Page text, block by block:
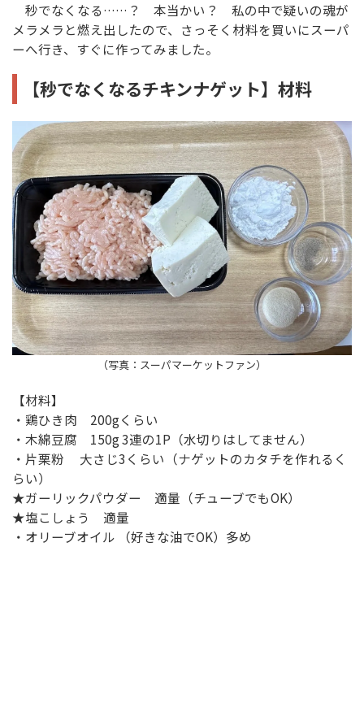
秒でなくなる……？ 本当かい？ 私の中で疑いの魂が
メラメラと燃え出したので、さっそく材料を買いにスーパ
ーへ行き、すぐに作ってみました。
【秒でなくなるチキンナゲット】材料
（写真：スーパマーケットファン）
【材料】
・鶏ひき肉 200gくらい
・木綿豆腐 150g 3連の1P（水切りはしてません）
・片栗粉 大さじ3くらい（ナゲットのカタチを作れるく
らい）
★ガーリックパウダー 適量（チューブでもOK）
★塩こしょう 適量
・オリーブオイル （好きな油でOK）多め